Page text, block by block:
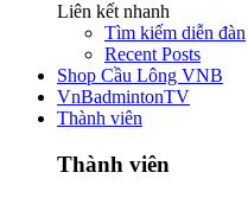
Liên kết nhanh
Tìm kiếm diễn đàn
Recent Posts
Shop Cầu Lông VNB
VnBadmintonTV
Thành viên
Thành viên